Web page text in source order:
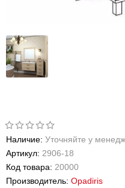
Наличие: Уточняйте у
Артикул: 2906-18
Код товара: 20000
Производитель: Opadiris